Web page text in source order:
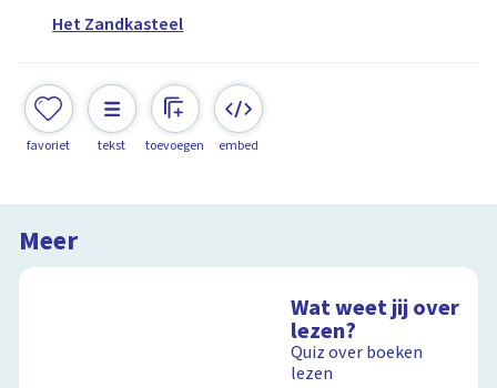
Het Zandkasteel
favoriet tekst toevoegen embed
Meer
Wat weet jij over
lezen?
Quiz over boeken
lezen